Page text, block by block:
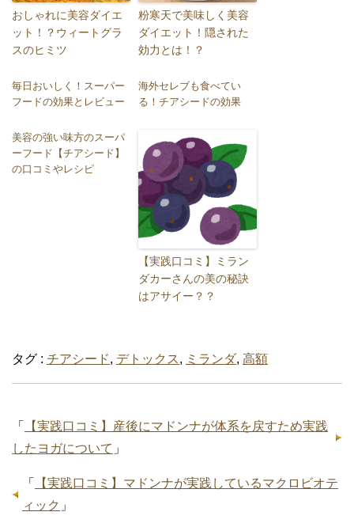
おしゃれに美容ダイエ
ット！？ウィートグラ
スのヒミツ
粉寒天で美味しく美容
ダイエット！隠された
効力とは！？
毎日おいしく！スーパー
フードの効果とレビュー
海外セレブも食べてい
る！チアシードの効果
美容の強い味方のスーパ
ーフード【チアシード】
の口コミやレシピ
【実践口コミ】ミラン
ダカーさんの美の秘訣
はアサイー？？
タグ : チアシード, デトックス, ミランダ, 高額
「
【実践口コミ】産後にマドンナが体系を戻すため実践
したヨガについて 」
「
【実践口コミ】マドンナが実践しているマクロビオテ
ィック 」